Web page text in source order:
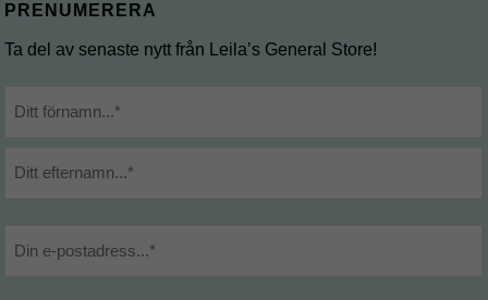
PRENUMERERA
Ta del av senaste nytt från Leila’s General Store!